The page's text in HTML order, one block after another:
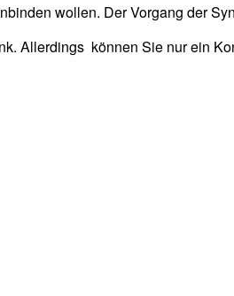
wollen. Der Vorgang der
Allerdings können Sie nur ein